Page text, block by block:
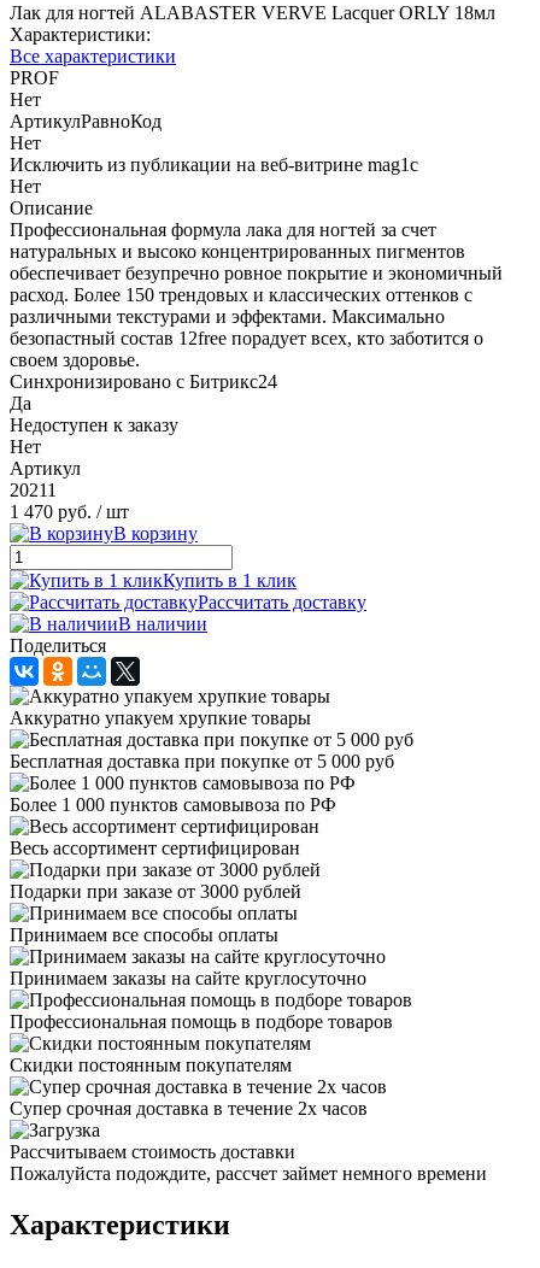
Лак для ногтей ALABASTER VERVE Lacquer ORLY 18мл
Характеристики:
Все характеристики
PROF
Нет
АртикулРавноКод
Нет
Исключить из публикации на веб-витрине mag1c
Нет
Описание
Профессиональная формула лака для ногтей за счет
натуральных и высоко концентрированных пигментов
обеспечивает безупречно ровное покрытие и экономичный
расход. Более 150 трендовых и классических оттенков с
различными текстурами и эффектами. Максимально
безопастный состав 12free порадует всех, кто заботится о
своем здоровье.
Синхронизировано с Битрикс24
Да
Недоступен к заказу
Нет
Артикул
20211
1 470 руб. / шт
В корзину
Купить в 1 клик
Рассчитать доставку
В наличии
Поделиться
Аккуратно упакуем хрупкие товары
Бесплатная доставка при покупке от 5 000 руб
Более 1 000 пунктов самовывоза по РФ
Весь ассортимент сертифицирован
Подарки при заказе от 3000 рублей
Принимаем все способы оплаты
Принимаем заказы на сайте круглосуточно
Профессиональная помощь в подборе товаров
Скидки постоянным покупателям
Супер срочная доставка в течение 2х часов
Рассчитываем стоимость доставки
Пожалуйста подождите, рассчет займет немного времени
Характеристики